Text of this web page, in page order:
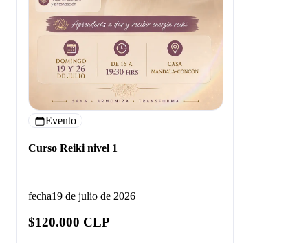
Evento
Curso Reiki nivel 1
fecha19 de julio de 2026
$120.000 CLP